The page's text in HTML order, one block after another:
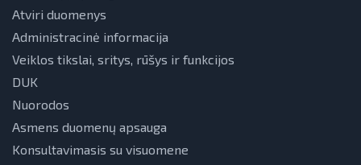
Atviri duomenys
Administracinė informacija
Veiklos tikslai, sritys, rūšys ir funkcijos
DUK
Nuorodos
Asmens duomenų apsauga
Konsultavimasis su visuomene